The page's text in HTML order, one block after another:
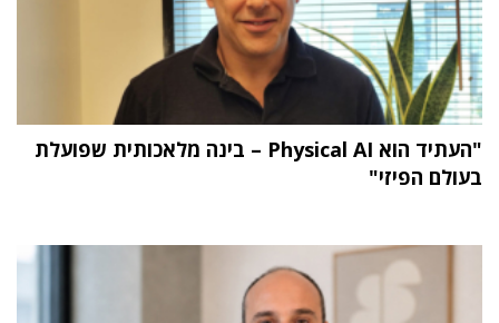
"העתיד הוא Physical AI – בינה מלאכותית שפועלת
בעולם הפיזי"